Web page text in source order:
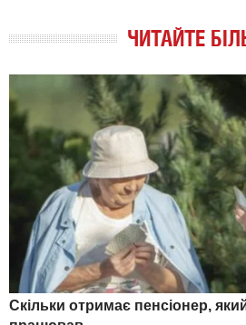
ЧИТАЙТЕ